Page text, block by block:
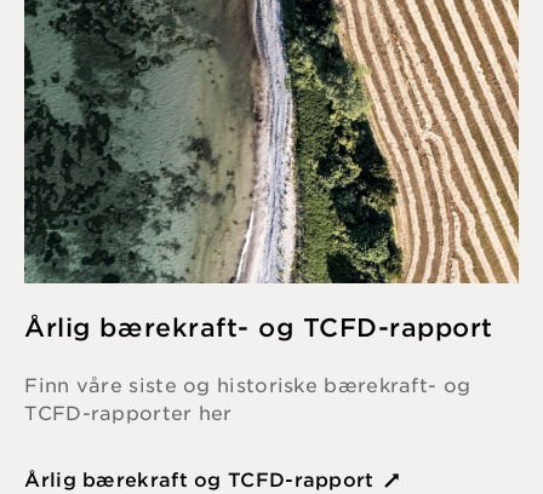
Årlig bærekraft- og TCFD-rapport
Finn våre siste og historiske bærekraft- og
TCFD-rapporter her
Årlig bærekraft og TCFD-rapport